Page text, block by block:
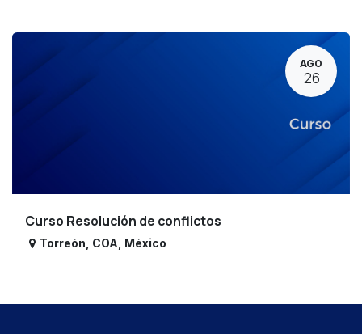
AGO
26
Curso Resolución de conflictos
Torreón COA México